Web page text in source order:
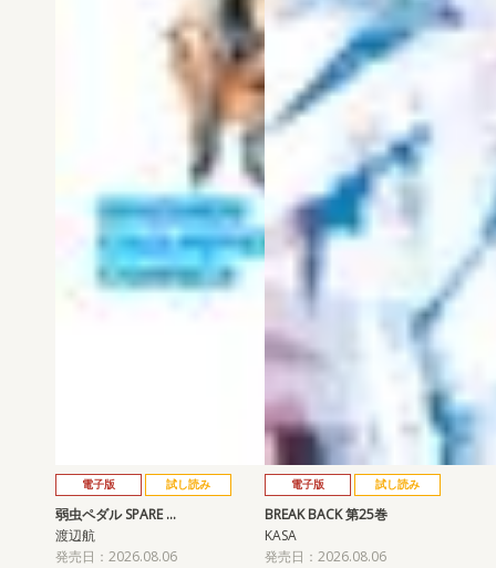
電子版 試し読み
弱虫ペダル SPARE …
渡辺航
発売日：2026.08.06
電子版 試し読み
BREAK BACK 第25巻
KASA
発売日：2026.08.06